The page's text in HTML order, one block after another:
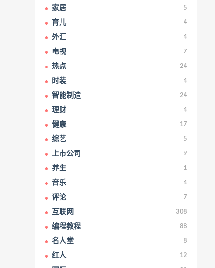
家居 5
育儿 4
外汇 4
电视 7
热点 24
时装 4
智能制造 24
理财 4
健康 17
综艺 5
上市公司 9
养生 1
音乐 4
评论 7
互联网 308
编程教程 88
名人堂 8
红人 12